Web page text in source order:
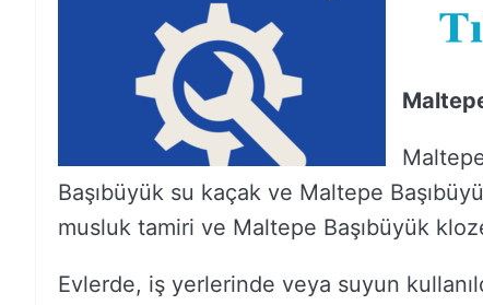
Başıbüyük su kaçak ve Maltepe
musluk tamiri ve Maltepe Başıbüyük
Evlerde, iş yerlerinde veya suyun